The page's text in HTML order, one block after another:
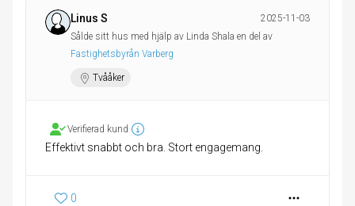
Linus S
2025-11-03
Sålde sitt hus med hjälp av Linda Shala en del av
Fastighetsbyrån Varberg
Tvååker
Verifierad kund
Effektivt snabbt och bra. Stort engagemang.
0